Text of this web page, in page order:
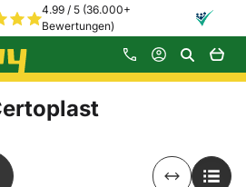
4.99 / 5 (36.000+
Bewertungen)
springen